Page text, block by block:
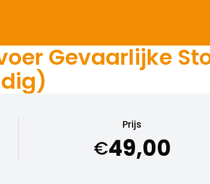
Gevaarlijke
Prijs
€49,00